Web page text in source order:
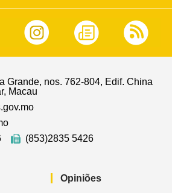
Grande, nos. 762-804, Edif. China
Macau
(853)2835 5426
Opiniões